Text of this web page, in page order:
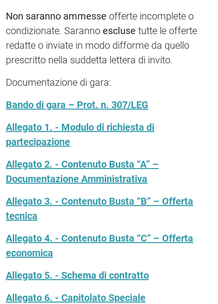
Non saranno ammesse offerte incomplete o
condizionate. Saranno escluse tutte le offerte
redatte o inviate in modo difforme da quello
prescritto nella suddetta lettera di invito.
Documentazione di gara:
Bando di gara – Prot. n. 307/LEG
Allegato 1. - Modulo di richiesta di
partecipazione
Allegato 2. - Contenuto Busta “A” –
Documentazione Amministrativa
Allegato 3. - Contenuto Busta “B” – Offerta
tecnica
Allegato 4. - Contenuto Busta “C” – Offerta
economica
Allegato 5. - Schema di contratto
Allegato 6. - Capitolato Speciale